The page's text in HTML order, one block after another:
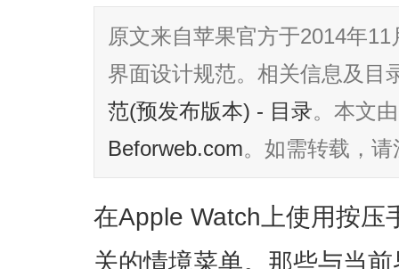
原文来自苹果官方于2014年
界面设计规范。相关信息及目
范(预发布版本) - 目录。本文由
Beforweb.com。如需转载，
在Apple Watch上使用按压
关的情境菜单。那些与当